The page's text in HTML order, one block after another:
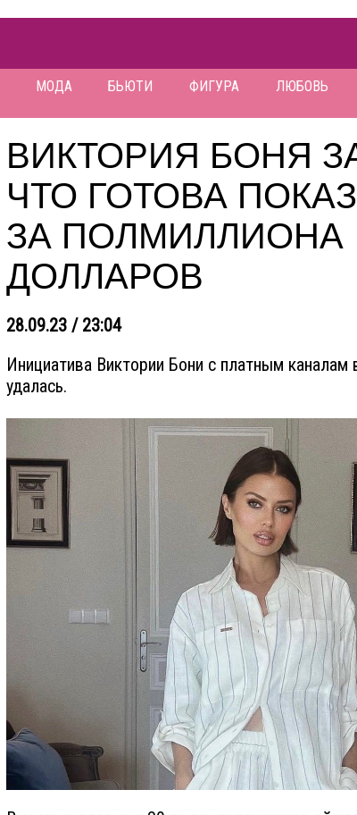
МОДА БЬЮТИ ФИГУРА ЛЮБОВЬ
ВИКТОРИЯ БОНЯ
ЧТО ГОТОВА
ЗА ПОЛМИЛЛИОНА
ДОЛЛАРОВ
28.09.23 / 23:04
Инициатива Виктории Бони с платным каналам
удалась.